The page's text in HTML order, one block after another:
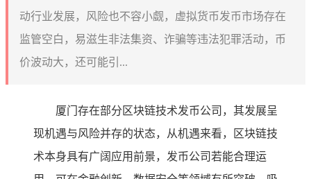
动行业发展，风险也不容小觑，虚拟货币发币市场存在
监管空白，易滋生非法集资、诈骗等违法犯罪活动，币
价波动大，还可能引...
厦门存在部分区块链技术发币公司，其发展呈
现机遇与风险并存的状态，从机遇来看，区块链技
术本身具有广阔应用前景，发币公司若能合理运